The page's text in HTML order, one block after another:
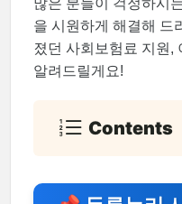
을 시원하게 해결해 드
졌던 사회보험료 지원,
알려드릴게요!
Contents